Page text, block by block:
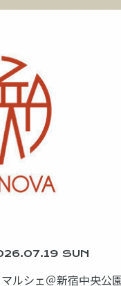
SUN
ルシェ＠新宿中央公